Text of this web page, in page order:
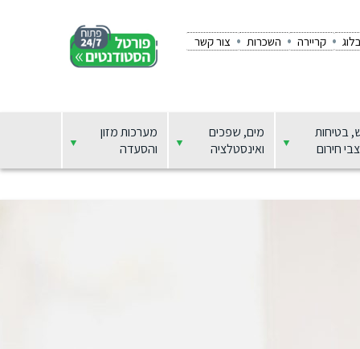
בלוג קריירה השכרות צור קשר
בטיחות
חירום
מים, שפכים
ואינסטלציה
מערכות מזון
והסעדה